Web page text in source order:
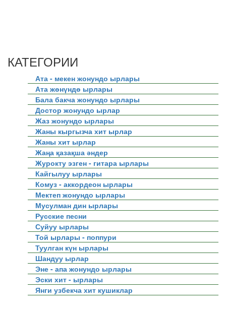
КАТЕГОРИИ
Ата - мекен жонундо ырлары
Ата жөнүндө ырлары
Бала бакча жонундо ырлары
Достор жонундо ырлар
Жаз жонундо ырлары
Жаны кыргызча хит ырлар
Жаны хит ырлар
Жаңа қазақша әндер
Журокту эзген - гитара ырлары
Кайгылуу ырлары
Комуз - аккордеон ырлары
Мектеп жонундо ырлары
Мусулман дин ырлары
Русские песни
Суйуу ырлары
Той ырлары - поппури
Туулган күн ырлары
Шандуу ырлар
Эне - апа жонундо ырлары
Эски хит - ырлары
Янги узбекча хит кушиклар